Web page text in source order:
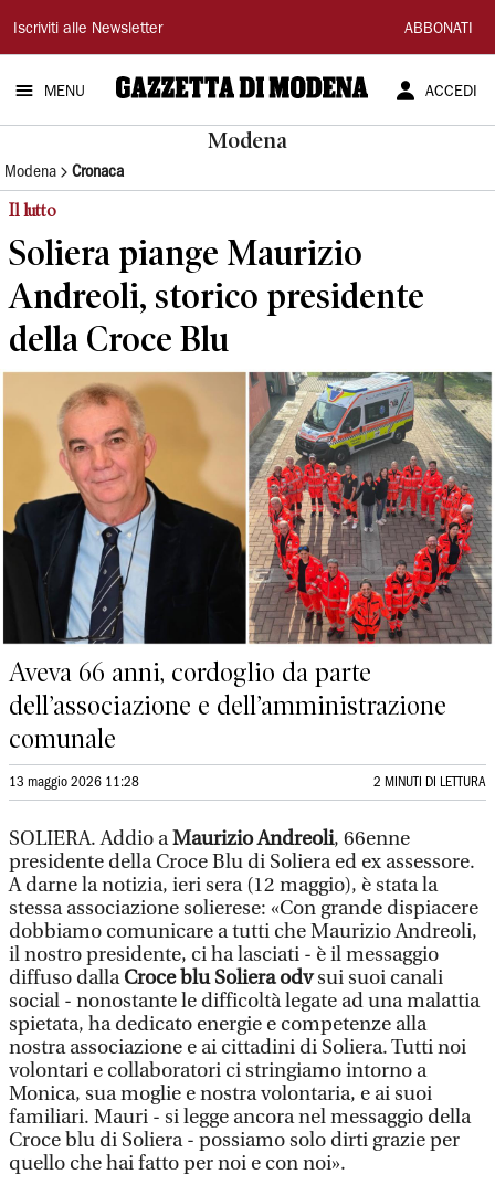
Gazzetta
di
Modena
Iscriviti alle Newsletter ABBONATI
MENU ACCEDI
Modena
Modena Cronaca
Il lutto
Soliera piange Maurizio
Andreoli, storico presidente
della Croce Blu
Aveva 66 anni, cordoglio da parte
dell’associazione e dell’amministrazione
comunale
13 maggio 2026 11:28 2 MINUTI DI LETTURA
SOLIERA. Addio aMaurizio Andreoli, 66enne
presidente della Croce Blu di Soliera ed ex assessore.
A darne la notizia, ieri sera (12 maggio), è stata la
stessa associazione solierese: «Con grande dispiacere
dobbiamo comunicare a tutti che Maurizio Andreoli,
il nostro presidente, ci ha lasciati - è il messaggio
diffuso dallaCroce blu Soliera odvsui suoi canali
social - nonostante le difficoltà legate ad una malattia
spietata, ha dedicato energie e competenze alla
nostra associazione e ai cittadini di Soliera. Tutti noi
volontari e collaboratori ci stringiamo intorno a
Monica, sua moglie e nostra volontaria, e ai suoi
familiari. Mauri - si legge ancora nel messaggio della
Croce blu di Soliera - possiamo solo dirti grazie per
quello che hai fatto per noi e con noi».